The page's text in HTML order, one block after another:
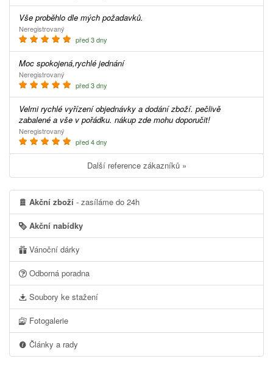
Vše proběhlo dle mých požadavků.
Neregistrovaný
před 3 dny
Moc spokojená,rychlé jednání
Neregistrovaný
před 3 dny
Velmi rychlé vyřízení objednávky a dodání zboží. pečlivě
zabalené a vše v pořádku. nákup zde mohu doporučit!
Neregistrovaný
před 4 dny
Další reference zákazníků »
Akční zboží - zasíláme do 24h
Akční nabídky
Vánoční dárky
Odborná poradna
Soubory ke stažení
Fotogalerie
Články a rady